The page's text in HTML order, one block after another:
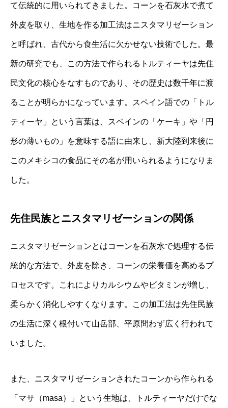
て伝統的に用いられてきました。コーンを石灰水で煮て
外皮を取り、生地を作る加工法はニスタマリゼーション
と呼ばれ、古代から食生活に欠かせない技術でした。最
新の研究でも、この方法で作られるトルティーヤは先住
民文化の核心をなすものであり、その歴史は数千年に渡
ることが明らかになっています。スペイン語での「トル
ティーヤ」という言葉は、スペインの「ケーキ」や「円
形の薄いもの」を意味する語に由来し、新大陸到来後に
このメキシコの食品にその名が用いられるようになりま
した。
先住民族とニスタマリゼーションの関係
ニスタマリゼーションとはコーンを石灰水で処理する伝
統的な方法で、外皮を除き、コーンの栄養価を高めるプ
ロセスです。これによりカルシウムやビタミンが増し、
柔らかく消化しやすくなります。この加工法は先住民族
の生活に深く根付いて山岳部、平原問わず広く行われて
いました。
また、ニスタマリゼーションされたコーンから作られる
「マサ（masa）」という生地は、トルティーヤだけでな